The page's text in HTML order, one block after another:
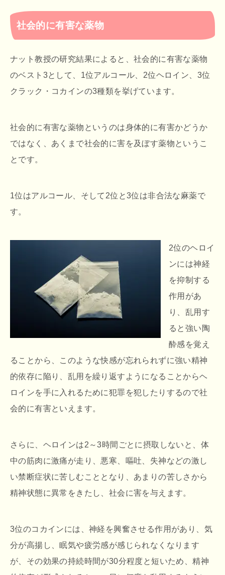
社会的に有害な薬物
ナット教授の研究結果によると、社会的に有害な薬物
のベスト3として、1位アルコール、2位ヘロイン、3位
クラック・コカインの3種類を挙げています。
社会的に有害な薬物というのは身体的に有害かどうか
ではなく、あくまで社会的に害を及ぼす薬物というこ
とです。
1位はアルコール、そして2位と3位は非合法な麻薬で
す。
2位のヘロイ
ンには神経
を抑制する
作用があ
り、乱用す
ると強い陶
酔感を覚え
ることから、このような快感が忘れられずに強い精神
的依存に陥り、乱用を繰り返すようになることからヘ
ロインを手に入れるために犯罪を犯したりするので社
会的に有害といえます。
さらに、ヘロインは2～3時間ごとに摂取しないと、体
中の筋肉に激痛が走り、悪寒、嘔吐、失神などの激し
い禁断症状に苦しむこととなり、あまりの苦しさから
精神状態に異常をきたし、社会に害を与えます。
3位のコカインには、神経を興奮させる作用があり、気
分が高揚し、眠気や疲労感が感じられなくなります
が、その効果の持続時間が30分程度と短いため、精神